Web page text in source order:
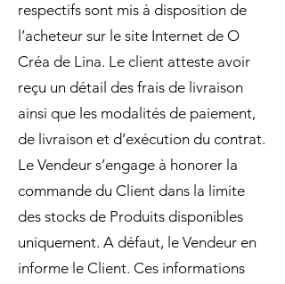
respectifs sont mis à disposition de
l’acheteur sur le site Internet de O
Créa de Lina. Le client atteste avoir
reçu un détail des frais de livraison
ainsi que les modalités de paiement,
de livraison et d’exécution du contrat.
Le Vendeur s’engage à honorer la
commande du Client dans la limite
des stocks de Produits disponibles
uniquement. A défaut, le Vendeur en
informe le Client. Ces informations